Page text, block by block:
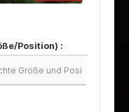
Position) :